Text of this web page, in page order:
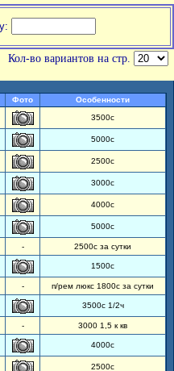
Кол-во вариантов на стр.
Фото
Особенности
3500с
5000с
2500с
3000с
4000с
5000с
- 2500с за сутки
1500с
- п/рем люкс 1800с за сутки
3500с 1/2ч
- 3000 1,5 к кв
4000с
2500с